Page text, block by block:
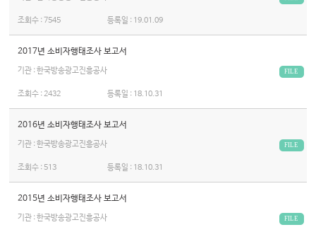
조회수 :7545 등록일 : 19.01.09
2017년 소비자행태조사 보고서
기관 : 한국방송광고진흥공사 FILE
조회수 :2432 등록일 : 18.10.31
2016년 소비자행태조사 보고서
기관 : 한국방송광고진흥공사 FILE
조회수 : 513 등록일 : 18.10.31
2015년 소비자행태조사 보고서
기관 : 한국방송광고진흥공사 FILE